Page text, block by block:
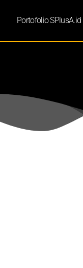
Portofolio SPlusA.id